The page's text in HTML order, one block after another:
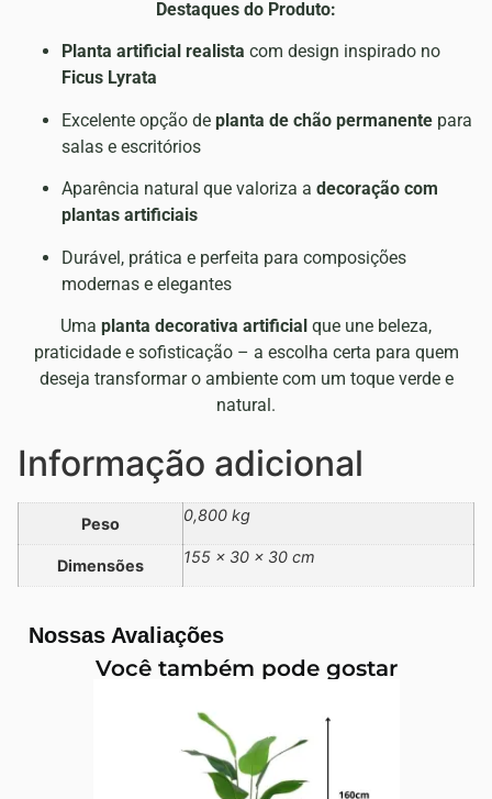
Destaques do Produto:
Planta artificial realista com design inspirado no
Ficus Lyrata
Excelente opção de planta de chão permanente para
salas e escritórios
Aparência natural que valoriza a decoração com
plantas artificiais
Durável, prática e perfeita para composições
modernas e elegantes
Uma planta decorativa artificial que une beleza,
praticidade e sofisticação – a escolha certa para quem
deseja transformar o ambiente com um toque verde e
natural.
Informação adicional
Peso 0,800 kg
Dimensões 155 × 30 × 30 cm
Nossas Avaliações
Você também pode gostar